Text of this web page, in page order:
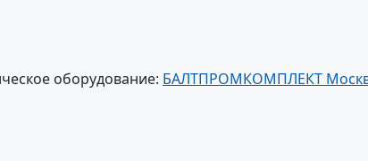
оборудование: БАЛТПРОМКОМПЛЕКТ